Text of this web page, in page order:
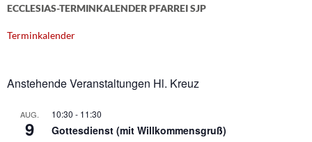
ECCLESIAS-TERMINKALENDER PFARREI SJP
Terminkalender
Anstehende Veranstaltungen Hl. Kreuz
AUG.
9
10:30 - 11:30
Gottesdienst (mit Willkommensgruß)